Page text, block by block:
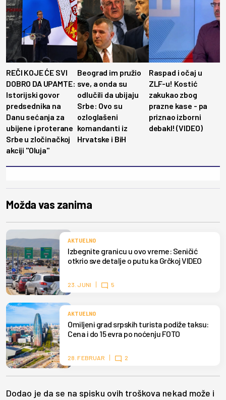
REČI KOJE ĆE SVI
DOBRO DA UPAMTE:
Istorijski govor
predsednika na
Danu sećanja za
ubijene i proterane
Srbe u zločinačkoj
akciji "Oluja"
Beograd im pružio
sve, a onda su
odlučili da ubijaju
Srbe: Ovo su
ozloglašeni
komandanti iz
Hrvatske i BiH
Raspad i očaj u
ZLF-u! Kostić
zakukao zbog
prazne kase - pa
priznao izborni
debakl! (VIDEO)
Možda vas zanima
AKTUELNO
Izbegnite granicu u ovo vreme: Seničić
otkrio sve detalje o putu ka Grčkoj VIDEO
23. JUNI 5
AKTUELNO
Omiljeni grad srpskih turista podiže taksu:
Cena i do 15 evra po noćenju FOTO
28. FEBRUAR 2
Dodao je da se na spisku ovih troškova nekad može i